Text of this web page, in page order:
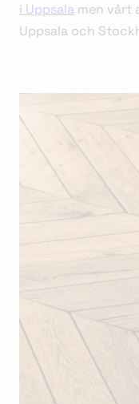
i Uppsala men vårt
Uppsala och